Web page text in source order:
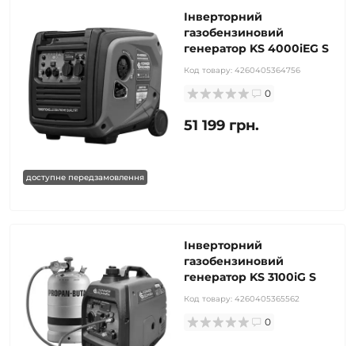
доступне передзамовлення
Інверторний
газобензиновий
генератор KS 4000iEG S
Код товару: 4260405364756
0
51 199 грн.
Інверторний
газобензиновий
генератор KS 3100iG S
Код товару: 4260405365562
0